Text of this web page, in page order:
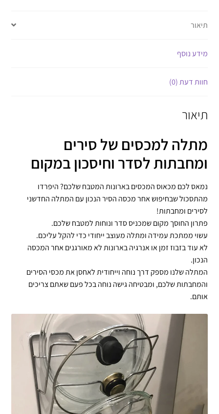
תיאור
מידע נוסף
חוות דעת (0)
תיאור
מתלה למכסים של סירים
ומחבתות לסדר וחיסכון במקום
נמאס לכם מכאוס המכסים בארונות המטבח שלכם? היפרדו
מהתסכול שבחיפוש אחר מכסה הסיר הנכון עם המתלה החדשני
לסירים ומחבתות!
פתרון החוסך מקום שמכניס סדר ונוחות למטבח שלכם.
עשוי ממתכת עמידה ומתלה מעוצב ייחודי כדי להקל עליכם.
לא עוד בזבוז זמן או אנרגיה בארונות לא מאורגנים אחר המכסה
הנכון.
המתלה שלנו מספק דרך נוחה וייחודית לאחסן את מכסי הסירים
והמחבתות שלכם, ומבטיחה גישה נוחה בכל פעם שאתם צריכים
אותם.